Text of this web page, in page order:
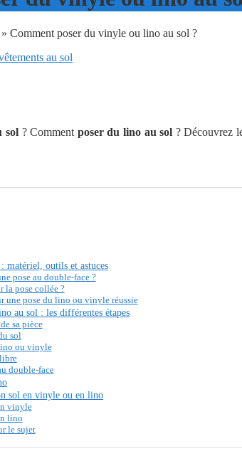
» Comment poser du vinyle ou lino au sol ?
au sol
sol ? Comment poser du lino au sol ? Découvrez
matériel, outils et astuces
pose au double-face ?
la pose collée ?
une pose du lino ou vinyle réussie
au sol : les différentes étapes
sa pièce
sol
ou vinyle
double-face
sol en vinyle ou en lino
vinyle
lino
le sujet